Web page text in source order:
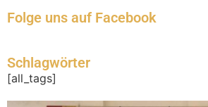
Folge uns auf Facebook
Schlagwörter
[all_tags]